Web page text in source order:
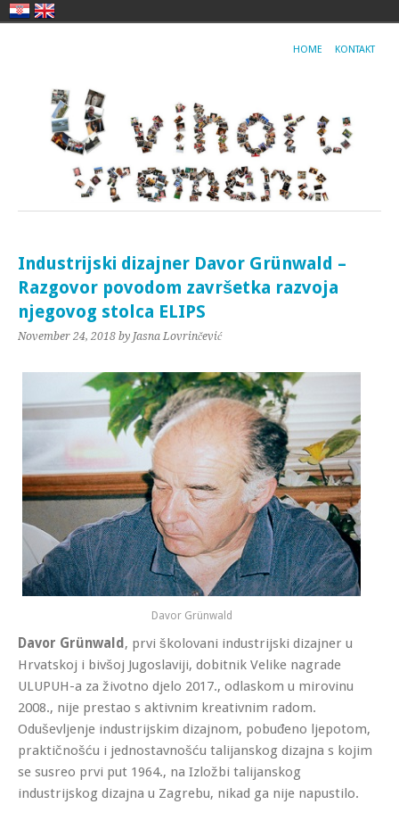
HOME KONTAKT
Industrijski dizajner Davor Grünwald –
Razgovor povodom završetka razvoja
njegovog stolca ELIPS
November 24, 2018 by Jasna Lovrinčević
Davor Grünwald
Davor Grünwald , prvi školovani industrijski dizajner u
Hrvatskoj i bivšoj Jugoslaviji, dobitnik Velike nagrade
ULUPUH-a za životno djelo 2017., odlaskom u mirovinu
2008., nije prestao s aktivnim kreativnim radom.
Oduševljenje industrijskim dizajnom, pobuđeno ljepotom,
praktičnošću i jednostavnošću talijanskog dizajna s kojim
se susreo prvi put 1964., na Izložbi talijanskog
industrijskog dizajna u Zagrebu, nikad ga nije napustilo.